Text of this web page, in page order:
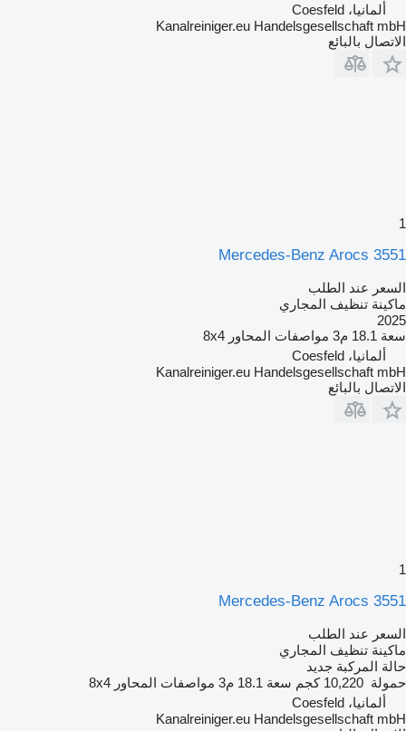
ألمانيا، Coesfeld
Kanalreiniger.eu Handelsgesellschaft mbH
الاتصال بالبائع
1
Mercedes-Benz Arocs 3551
السعر عند الطلب
ماكينة تنظيف المجاري
2025
سعة 18.1 م3 مواصفات المحاور 8x4
ألمانيا، Coesfeld
Kanalreiniger.eu Handelsgesellschaft mbH
الاتصال بالبائع
1
Mercedes-Benz Arocs 3551
السعر عند الطلب
ماكينة تنظيف المجاري
حالة المركبة جديد
حمولة 10,220 كجم سعة 18.1 م3 مواصفات المحاور 8x4
ألمانيا، Coesfeld
Kanalreiniger.eu Handelsgesellschaft mbH